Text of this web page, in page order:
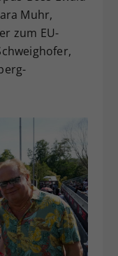
Muhr,
zum EU-